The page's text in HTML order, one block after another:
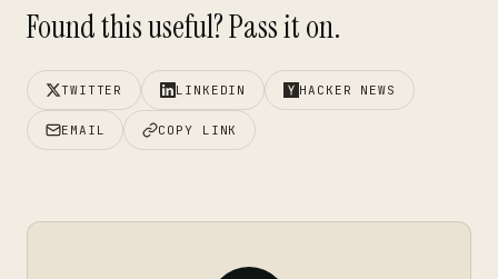
Found this useful? Pass it on.
TWITTER LINKEDIN HACKER NEWS
EMAIL COPY LINK